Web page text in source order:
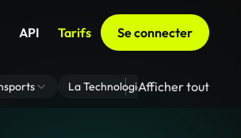
API Tarifs Se connecter
La Technologie Zoom En
Afficher tout